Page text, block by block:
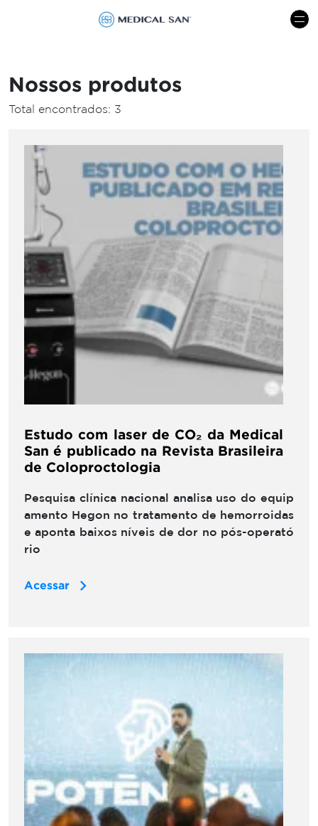
menu
Nossos produtos
Total encontrados: 3
Estudo com laser de CO₂ da Medical
San é publicado na Revista Brasileira
de Coloproctologia
Pesquisa clínica nacional analisa uso do equip
amento Hegon no tratamento de hemorroidas
e aponta baixos níveis de dor no pós-operató
rio
Acessar